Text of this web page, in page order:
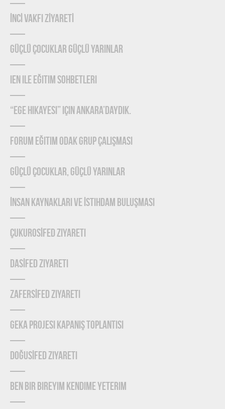
İNCİ VAKFI ZİYARETİ
Güçlü Çocuklar Güçlü Yarınlar
IEN ile Eğitim Sohbetleri
“Ege Hikayesi” için Ankara’daydık.
Forum Eğitim Odak Grup Çalışması
Güçlü Çocuklar, Güçlü Yarınlar
İnsan Kaynakları ve İstihdam Buluşması
ÇUKUROSİFED Ziyareti
DASİFED Ziyareti
ZAFERSİFED Ziyareti
GEKA Projesi Kapanış Toplantısı
DOĞUSİFED Ziyareti
Ben Bir Bireyim Kendime Yeterim